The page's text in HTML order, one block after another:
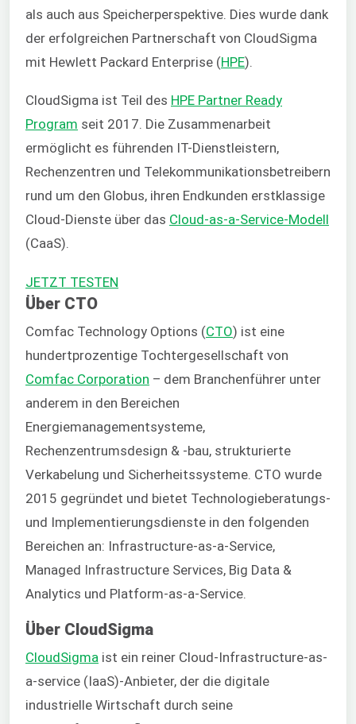
als auch aus Speicherperspektive. Dies wurde dank
der erfolgreichen Partnerschaft von CloudSigma
mit Hewlett Packard Enterprise (HPE).
CloudSigma ist Teil des HPE Partner Ready
Program seit 2017. Die Zusammenarbeit
ermöglicht es führenden IT-Dienstleistern,
Rechenzentren und Telekommunikationsbetreibern
rund um den Globus, ihren Endkunden erstklassige
Cloud-Dienste über das Cloud-as-a-Service-Modell
(CaaS).
JETZT TESTEN
Über CTO
Comfac Technology Options (CTO) ist eine
hundertprozentige Tochtergesellschaft von
Comfac Corporation – dem Branchenführer unter
anderem in den Bereichen
Energiemanagementsysteme,
Rechenzentrumsdesign & -bau, strukturierte
Verkabelung und Sicherheitssysteme. CTO wurde
2015 gegründet und bietet Technologieberatungs-
und Implementierungsdienste in den folgenden
Bereichen an: Infrastructure-as-a-Service,
Managed Infrastructure Services, Big Data &
Analytics und Platform-as-a-Service.
Über CloudSigma
CloudSigma ist ein reiner Cloud-Infrastructure-as-
a-service (IaaS)-Anbieter, der die digitale
industrielle Wirtschaft durch seine